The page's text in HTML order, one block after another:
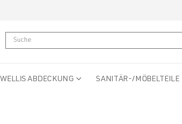
WELLIS ABDECKUNG SANITÄR-/MÖBELTEILE